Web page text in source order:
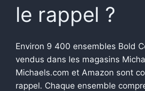
le rappel ?
Environ 9 400 ensembles Bold
vendus dans les magasins
Michaels.com et Amazon sont
rappel. Chaque ensemble